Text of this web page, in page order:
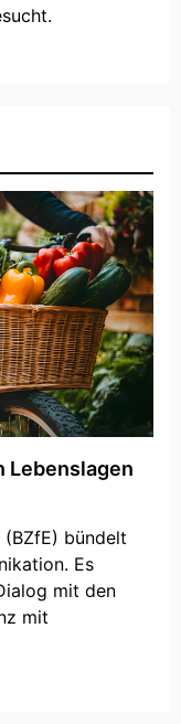
Lebenslagen
(BZfE) bündelt
Es
mit den
mit